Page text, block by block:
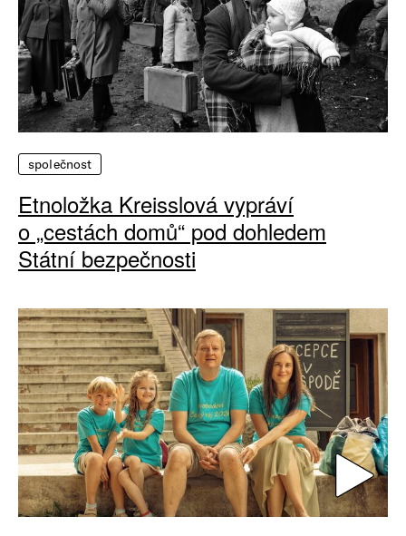
společnost
Etnoložka Kreisslová vypráví
o „cestách domů“ pod dohledem
Státní bezpečnosti